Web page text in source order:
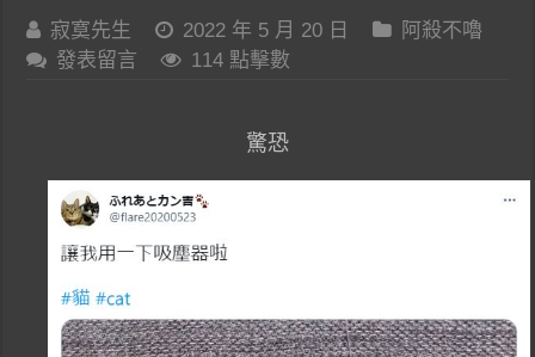
寂寞先生 2022 年 5 月 20 日
阿殺不嚕
發表留言
114 點擊數
驚恐